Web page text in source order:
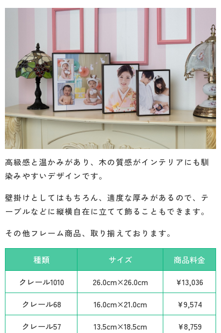
高級感と温かみがあり、木の質感がインテリアにも馴
染みやすいデザインです。
壁掛けとしてはもちろん、適度な厚みがあるので、テ
ーブルなどに縦横自在に立てて飾ることもできます。
その他フレーム商品、取り揃えております。
種類 サイズ
商品料金
クレール1010
26.0cm×26.0cm
¥13,036
クレール68
16.0cm×21.0cm
¥9,574
クレール57
13.5cm×18.5cm ¥8,759